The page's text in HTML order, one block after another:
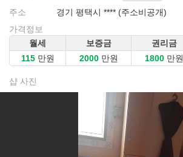
주소
경기 평택시 **** (주소비공개)
가격정보
월세
보증금 권리금
만원
만원 만원
샵 사진